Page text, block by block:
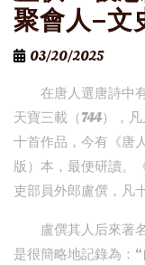
聚會人–文
03/20/2025
在唐人選唐詩中
天寶三載（744），
十首作品，今有《唐
版）本，最便研讀。
吏部員外郎盧僎，凡
盧僎其人后來著
是很簡略地記錄為：